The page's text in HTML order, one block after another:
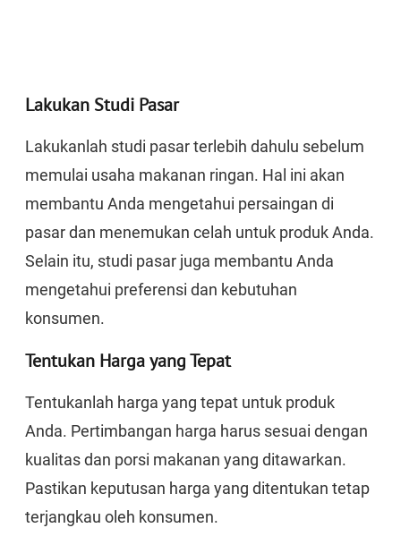
Lakukan Studi Pasar
Lakukanlah studi pasar terlebih dahulu sebelum
memulai usaha makanan ringan. Hal ini akan
membantu Anda mengetahui persaingan di
pasar dan menemukan celah untuk produk Anda.
Selain itu, studi pasar juga membantu Anda
mengetahui preferensi dan kebutuhan
konsumen.
Tentukan Harga yang Tepat
Tentukanlah harga yang tepat untuk produk
Anda. Pertimbangan harga harus sesuai dengan
kualitas dan porsi makanan yang ditawarkan.
Pastikan keputusan harga yang ditentukan tetap
terjangkau oleh konsumen.